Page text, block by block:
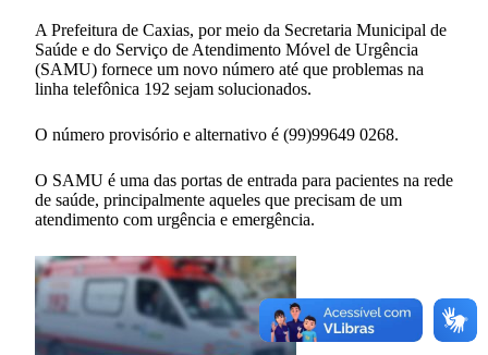
A Prefeitura de Caxias, por meio da Secretaria Municipal de
Saúde e do Serviço de Atendimento Móvel de Urgência
(SAMU) fornece um novo número até que problemas na
linha telefônica 192 sejam solucionados.
O número provisório e alternativo é (99)99649 0268.
O SAMU é uma das portas de entrada para pacientes na rede
de saúde, principalmente aqueles que precisam de um
atendimento com urgência e emergência.